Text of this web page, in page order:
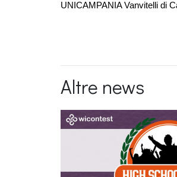
UNICAMPANIA Vanvitelli di
Altre news